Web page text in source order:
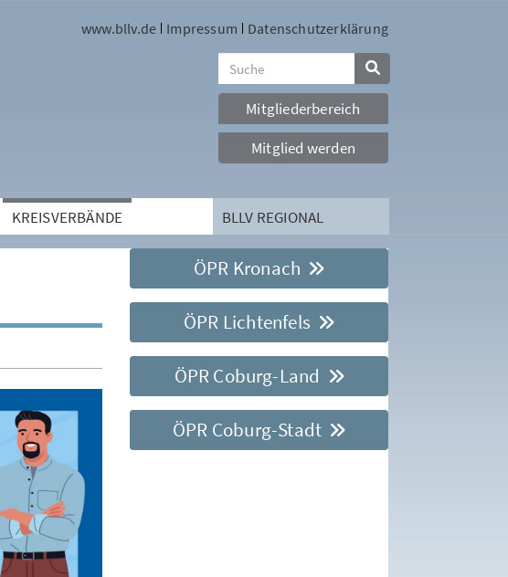
www.bllv.de Impressum Datenschutzerklärung
Mitgliederbereich
Mitglied werden
KREISVERBÄNDE BLLV REGIONAL
ÖPR Kronach
ÖPR Lichtenfels
ÖPR Coburg-Land
ÖPR Coburg-Stadt